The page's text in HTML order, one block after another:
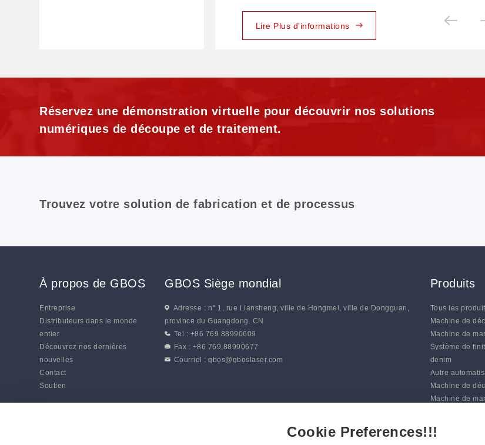
Lire Plus d'informations
Réservez une démonstration virtuelle pour découvrir nos solutions
numériques de découpe et de traitement.
Trouvez votre solution de fabrication et de processus
À propos de GBOS
Entreprise
Distributeurs dans le monde
entier
Découvrez nos dernières
nouvelles
Contact
Soutien
GBOS Siège mondial
Adresse : n° 1, rue Liansheng, ville de Hongmei, ville de Dongguan,
province du Guangdong. CN
Tel : +86 769 88990609
Fax : +86 769 88990677
Courriel :gbos@gboslaser.com
Produits
Tous les
Machine de
Machine de
Système de
denim
Autre
Machine de
Machine de
numérique
Cookie Preferences!!!